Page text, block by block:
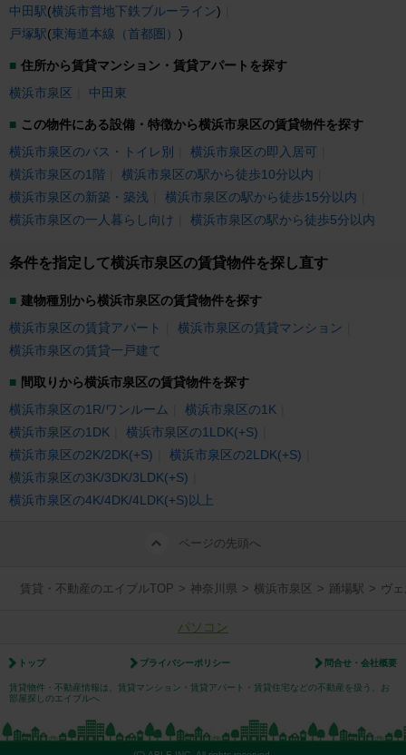
中田駅(横浜市営地下鉄ブルーライン)
戸塚駅(東海道本線（首都圏） )
住所から賃貸マンション・賃貸アパートを探す
横浜市泉区
中田東
この物件にある設備・特徴から横浜市泉区の賃貸物件を探す
横浜市泉区のバス・トイレ別
横浜市泉区の即入居可
横浜市泉区の1階
横浜市泉区の駅から徒歩10分以内
横浜市泉区の新築・築浅
横浜市泉区の駅から徒歩15分以内
横浜市泉区の一人暮らし向け
横浜市泉区の駅から徒歩5分以内
条件を指定して横浜市泉区の賃貸物件を探し直す
建物種別から横浜市泉区の賃貸物件を探す
横浜市泉区の賃貸アパート
横浜市泉区の賃貸マンション
横浜市泉区の賃貸一戸建て
間取りから横浜市泉区の賃貸物件を探す
横浜市泉区の1R/ワンルーム
横浜市泉区の1K
横浜市泉区の1DK
横浜市泉区の1LDK(+S)
横浜市泉区の2K/2DK(+S)
横浜市泉区の2LDK(+S)
横浜市泉区の3K/3DK/3LDK(+S)
横浜市泉区の4K/4DK/4LDK(+S)以上
ページの先頭へ
賃貸・不動産のエイブルTOP > 神奈川県 > 横浜市泉区 > 踊場駅 > ヴ
パソコン
トップ プライバシーポリシー 問合せ・会社概要
賃貸物件・不動産情報は、賃貸マンション・賃貸アパート・賃貸住宅などの不動産を扱う、お
部屋探しのエイブルへ